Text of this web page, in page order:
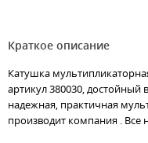
Краткое описание
Катушка
артикул 380030, достойный
надежная, практичная
производит компания .